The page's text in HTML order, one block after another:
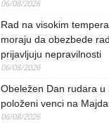
06/08/2026
Rad na visokim
moraju da obezbede
prijavljuju nepravilnosti
06/08/2026
Obeležen Dan rudara u
položeni venci na
06/08/2026